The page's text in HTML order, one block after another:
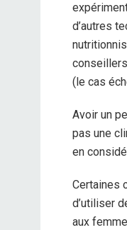
d’autres
(le cas
Avoir un
pas une
en
Certaines
d’utiliser
aux